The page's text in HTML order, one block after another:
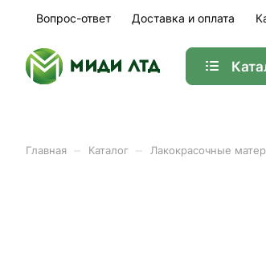
Вопрос-ответ Доставка и оплата
Главная Каталог Лакокрасочные
Шпатлевка по